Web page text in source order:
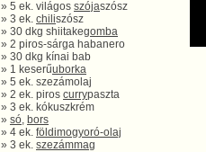
» 5 ek. világos szójaszósz
» 3 ek. chiliszósz
» 30 dkg shiitakegomba
» 2 piros-sárga habanero
» 30 dkg kínai bab
» 1 keserűuborka
» 5 ek. szezámolaj
» 2 ek. piros currypaszta
» 3 ek. kókuszkrém
» só, bors
» 4 ek. földimogyoró-olaj
» 3 ek. szezámmag